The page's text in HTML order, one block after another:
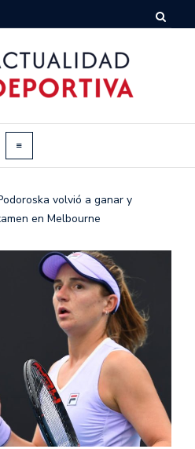
volvió a ganar y
en Melbourne